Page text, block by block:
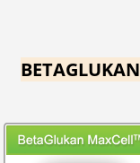
BETAGLUKAN